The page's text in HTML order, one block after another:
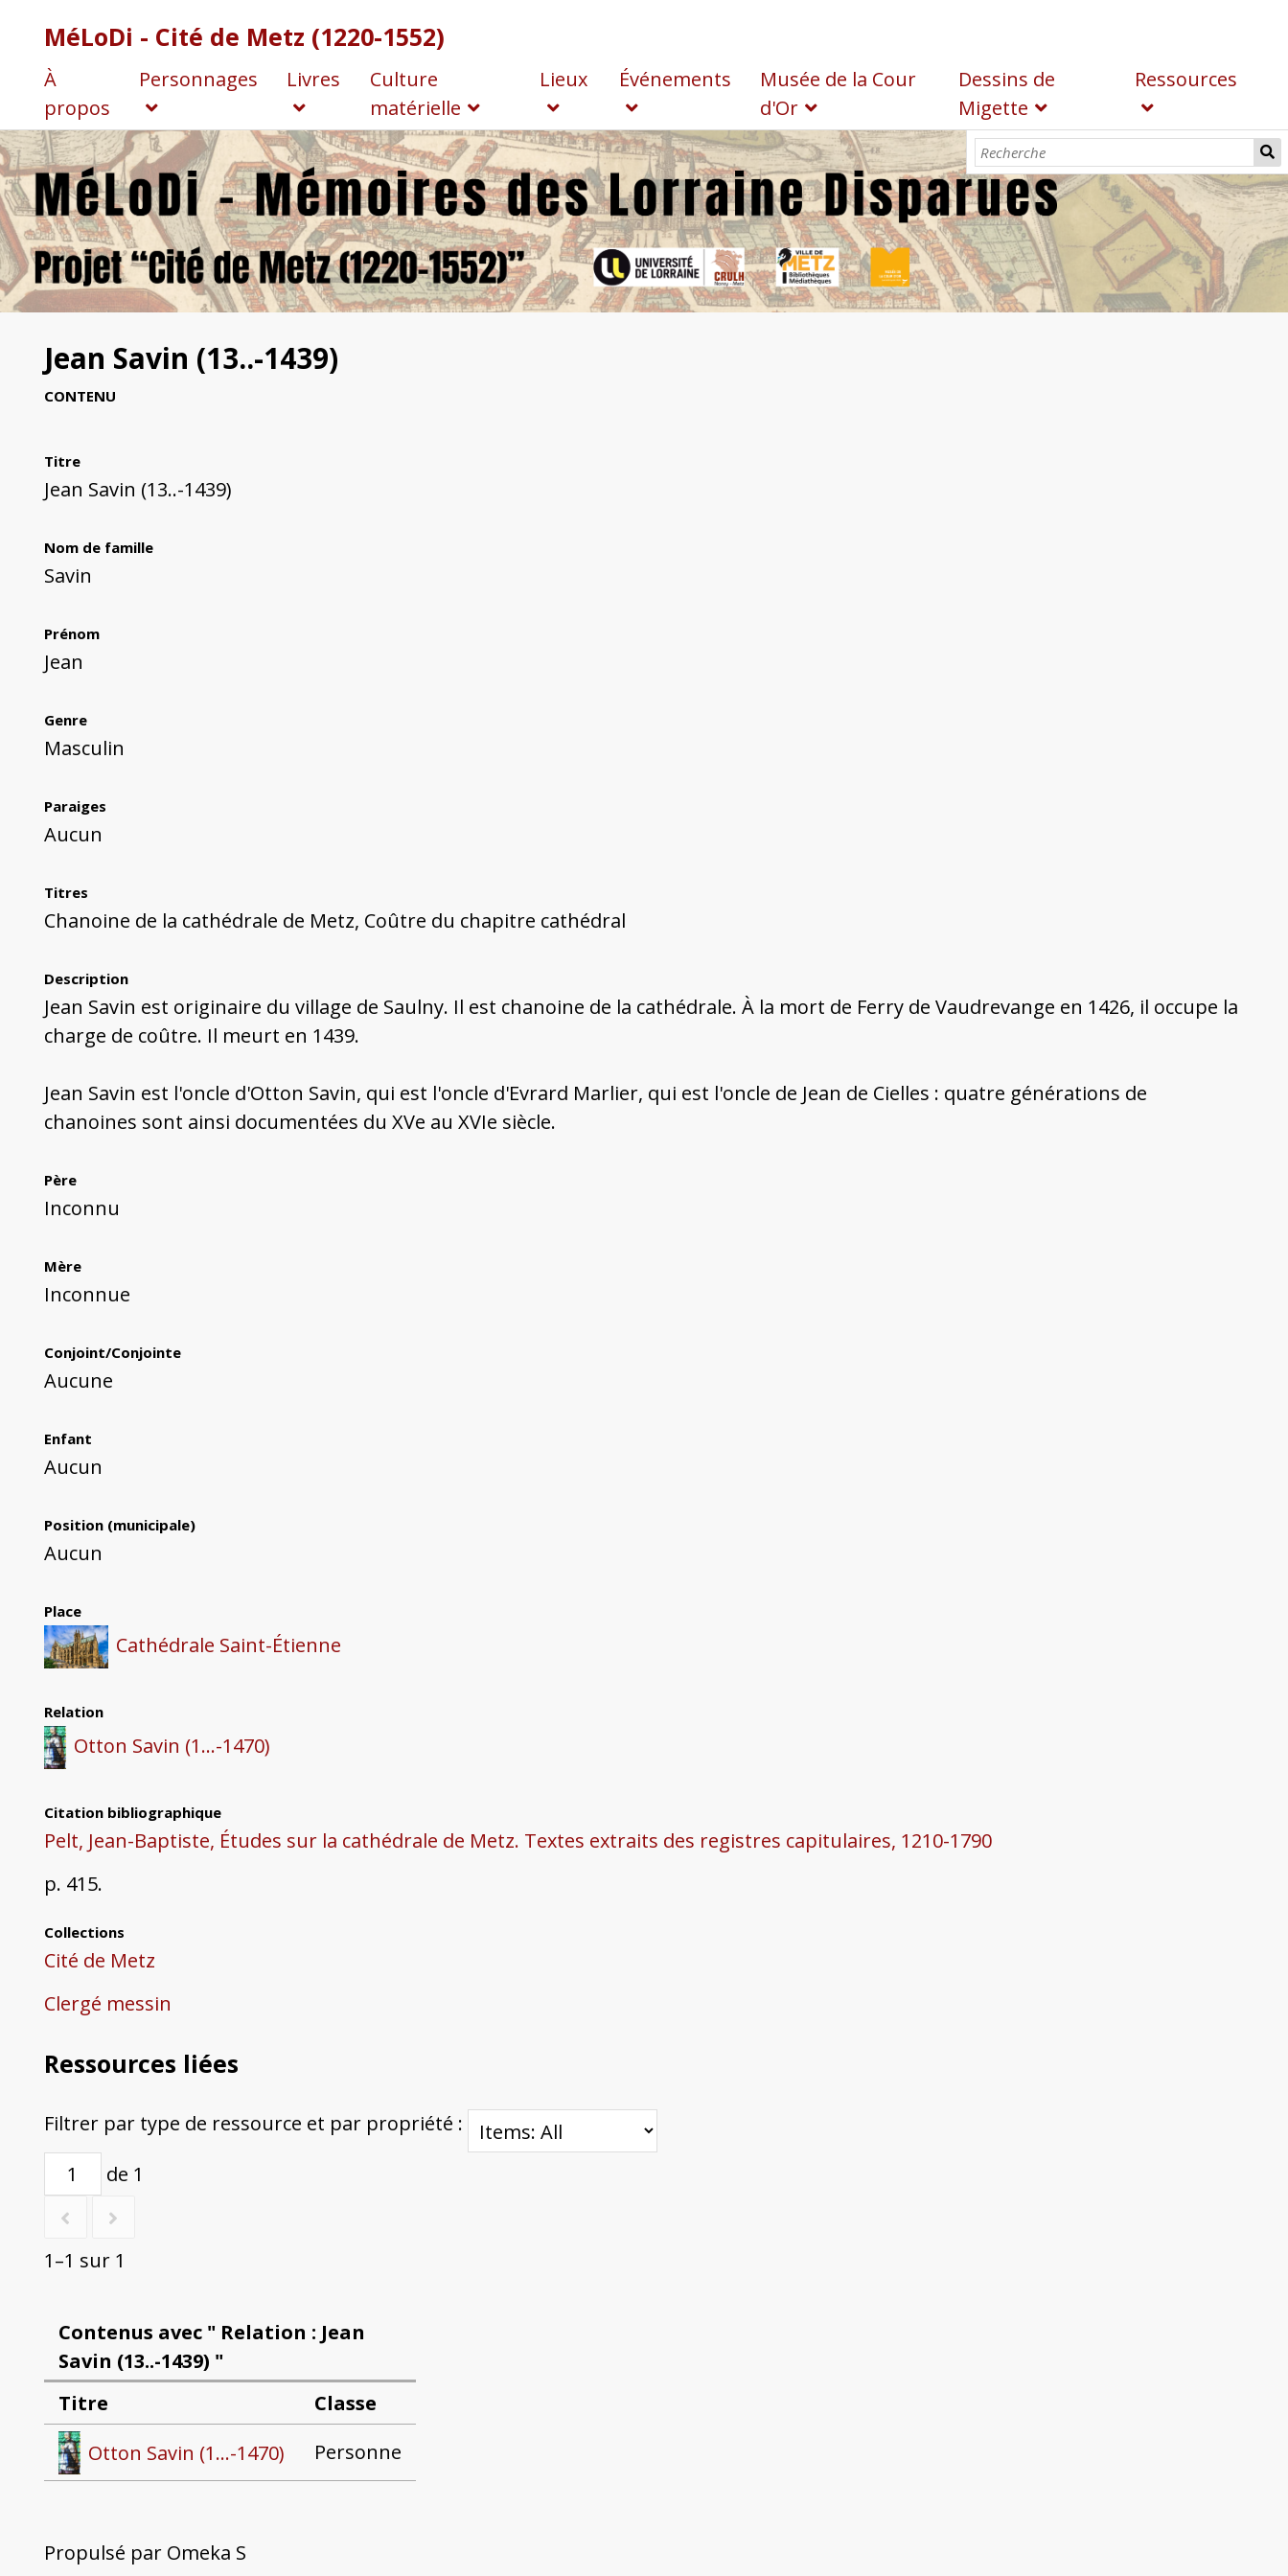
MéLoDi - Cité de Metz (1220-1552)
À
propos
Personnages Livres
Culture
matérielle
Lieux Événements
Musée de la Cour
d'Or
Dessins de
Migette
Ressources
Jean Savin (13..-1439)
CONTENU
Titre
Jean Savin (13..-1439)
Nom de famille
Savin
Prénom
Jean
Genre
Masculin
Paraiges
Aucun
Titres
Chanoine de la cathédrale de Metz, Coûtre du chapitre cathédral
Description
Jean Savin est originaire du village de Saulny. Il est chanoine de la cathédrale. À la mort de Ferry de Vaudrevange en 1426, il occupe la
charge de coûtre. Il meurt en 1439.
Jean Savin est l'oncle d'Otton Savin, qui est l'oncle d'Evrard Marlier, qui est l'oncle de Jean de Cielles : quatre générations de
chanoines sont ainsi documentées du XVe au XVIe siècle.
Père
Inconnu
Mère
Inconnue
Conjoint/Conjointe
Aucune
Enfant
Aucun
Position (municipale)
Aucun
Place
Cathédrale Saint-Étienne
Relation
Otton Savin (1...-1470)
Citation bibliographique
Pelt, Jean-Baptiste, Études sur la cathédrale de Metz. Textes extraits des registres capitulaires, 1210-1790
p. 415.
Collections
Cité de Metz
Clergé messin
Ressources liées
Filtrer par type de ressource et par propriété :
de 1
1–1 sur 1
Contenus avec " Relation : Jean
Savin (13..-1439) "
Titre
Classe
Otton Savin (1...-1470)
Personne
Propulsé par Omeka S